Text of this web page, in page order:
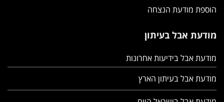
הוספת מודעת הנצחה
מודעת אבל בעיתון
מודעת אבל בידיעות אחרונות
מודעת אבל בעיתון הארץ